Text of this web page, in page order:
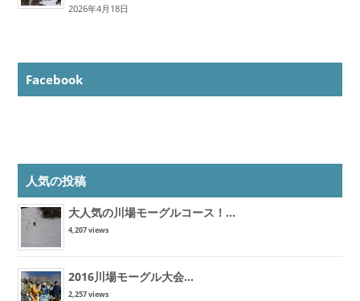
2026年4月18日
Facebook
人気の投稿
大人気の川場モーグルコース！...
4,207 views
2016川場モーグル大会...
2,257 views